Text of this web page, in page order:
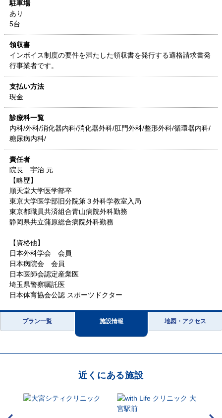
駐車場
あり
5台
領収書
インボイス制度の要件を満たした領収書を発行する適格請求書発
行事業者です。
支払い方法
現金
診療科一覧
内科/外科/消化器内科/消化器外科/肛門外科/整形外科/循環器内科/
糖尿病内科/
責任者
院長 宇治 元
【略歴】
順天堂大学医学部卒
東京大学医学部旧分院第３外科学教室入局
東京都職員共済組合青山病院外科勤務
静岡県共立蒲原総合病院外科勤務
【資格他】
日本外科学会 会員
日本病院会 会員
日本医師会認定産業医
埼玉県警察嘱託医
日本体育協会公認 スポーツドクター
プラン一覧 施設情報 地図・アクセス
近くにある施設